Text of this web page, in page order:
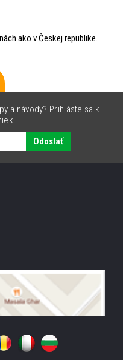
ako v Českej republike.
a návody? Prihláste sa k
Odoslať